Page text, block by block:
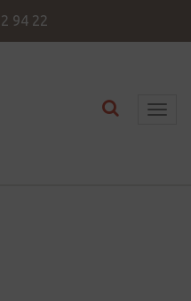
94 22
T
Toggle